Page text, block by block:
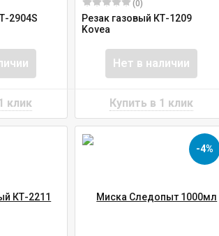
2904S
(0)
Резак газовый КТ-1209
Kovea
Нет в наличии
-4%